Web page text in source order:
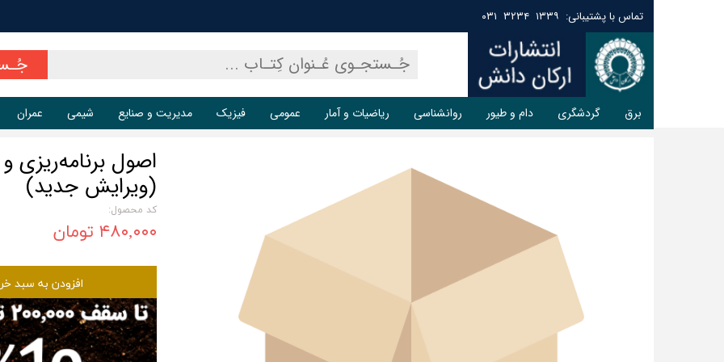
برق گردشگری دام و طیور روانشناسی ریاضیات و آمار عمومی فیزیک مدیریت و صنایع شیمی عمران
تماس با پشتیبانی: ۱۳۳۹ ۳۲۳۴ ۰۳۱
اصول برنامه‌ریزی
(ویرایش جدید)
کد محصول:
۴۸۰,۰۰۰ تومان
افزودن به سبد